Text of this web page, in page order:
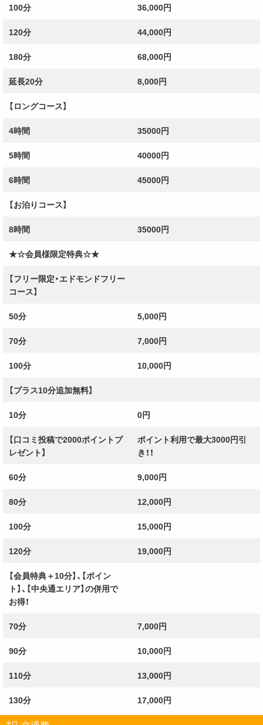
やさしさのある、ぽっちゃり癒し系を揃えお待ち
しております。
料金は激安だけど女性の質、接客に手抜きなし！
お客様への癒しの心を忘れないちゃん娘がお待ち
しております♪
る事をお約束いたします。
TEL: 090-3290-0100
HP:https://chanko-
miyazaki.com/schedule.php
営業時間: 9:00～翌3:00
・‥…━━━+.☆ﾟ・‥…━━━+.☆ﾟ・‥
100分 36,000円
120分 44,000円
180分 68,000円
延長20分 8,000円
【ロングコース】
4時間 35000円
5時間 40000円
6時間 45000円
【お泊りコース】
8時間 35000円
★☆会員様限定特典☆★
【フリー限定・エドモンドフリー
コース】
50分 5,000円
70分 7,000円
100分 10,000円
【プラス10分追加無料】
10分 0円
【口コミ投稿で2000ポイントプ
レゼント】
ポイント利用で最大3000円引
き！！
60分 9,000円
80分 12,000円
100分 15,000円
120分 19,000円
【会員特典＋10分】、【ポイン
ト】、【中央通エリア】の併用で
お得！
70分 7,000円
90分 10,000円
110分 13,000円
130分 17,000円